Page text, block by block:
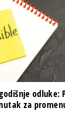
odluke:
za